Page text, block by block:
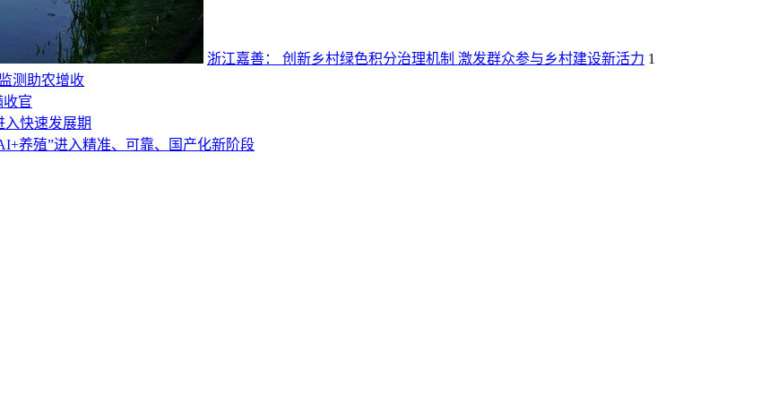
浙江嘉善： 创新乡村绿色积分治理机制 激发群众参与乡村建设新活力 1
测助农增收
收官
快速发展期
养殖”进入精准、可靠、国产化新阶段